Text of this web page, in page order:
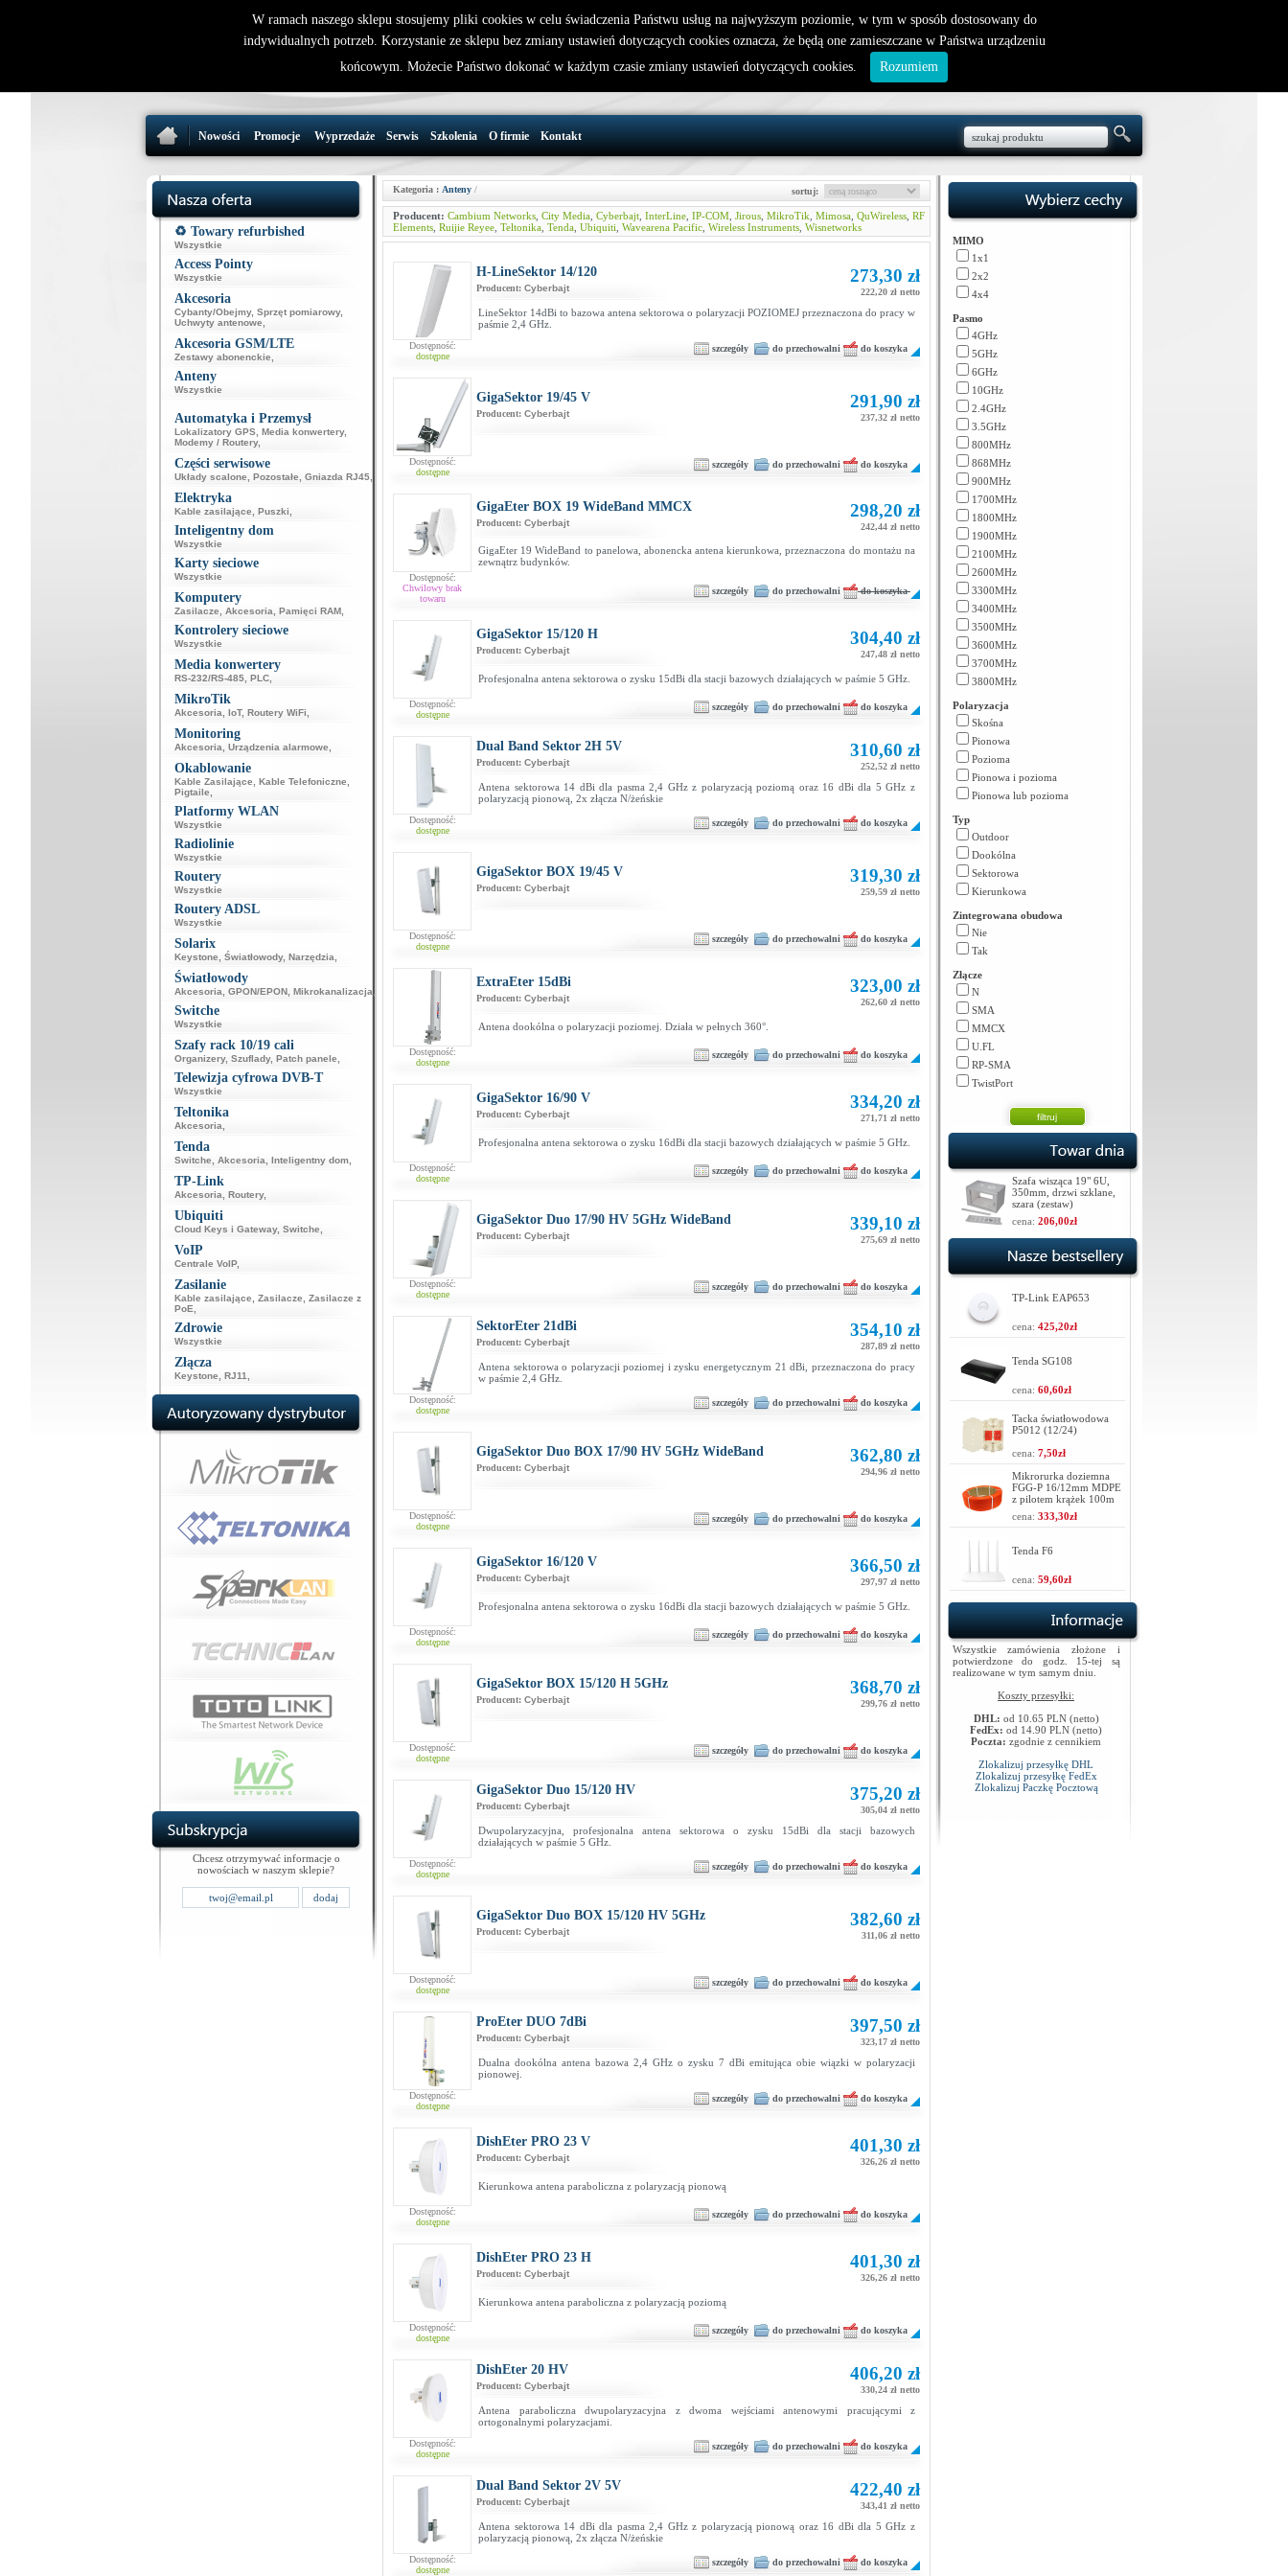
nowy klient
32 721 86 72
support@wirelesslan.com.pl
W koszyku jest 0 produktów(y)
Nowości Promocje Wyprzedaże Serwis Szkolenia O firmie Kontakt
♻️ Towary refurbished
Wszystkie
Access Pointy
Wszystkie
Akcesoria
Cybanty/Obejmy, Sprzęt pomiarowy,
Uchwyty antenowe
Akcesoria GSM/LTE
Zestawy abonenckie
Anteny
Wszystkie
Automatyka i Przemysł
Lokalizatory GPS, Media konwertery,
Modemy / Routery,
Części serwisowe
Układy scalone Pozostałe Gniazda RJ45,
Elektryka
Kable zasilające Puszki
Inteligentny dom
Wszystkie
Karty sieciowe
Wszystkie
Komputery
Zasilacze Akcesoria Pamięci RAM,
Kontrolery sieciowe
Wszystkie
Media konwertery
RS-232/RS-485, PLC,
MikroTik
Akcesoria IoT, Routery WiFi
Monitoring
Akcesoria Urządzenia alarmowe
Okablowanie
Kable Zasilające Kable Telefoniczne
Pigtaile
Platformy WLAN
Wszystkie
Radiolinie
Wszystkie
Routery
Wszystkie
Routery ADSL
Wszystkie
Solarix
Keystone Światłowody, Narzędzia
Światłowody
Akcesoria GPON/EPON, Mikrokanalizacja
Switche
Wszystkie
Szafy rack 10/19 cali
Organizery, Szuflady, Patch panele
Telewizja cyfrowa DVB-T
Wszystkie
Teltonika
Akcesoria
Tenda
Switche Akcesoria Inteligentny dom,
TP-Link
Akcesoria Routery,
Ubiquiti
Cloud Keys i Gateway, Switche
VoIP
Centrale VoIP,
Zasilanie
Kable zasilające Zasilacze
Zasilacze z
PoE
Zdrowie
Wszystkie
Złącza
Keystone RJ11
Chcesz otrzymywać informacje o
nowościach w naszym sklepie?
Kategoria : Anteny / sortuj:
Producent: Cambium Networks City Media Cyberbajt InterLine IP-COM Jirous MikroTik Mimosa QuWireless RF
Elements Ruijie Reyee Teltonika Tenda Ubiquiti Wavearena Pacific Wireless Instruments Wisnetworks
Dostępność:
dostępne
H-LineSektor 14/120
Producent: Cyberbajt
273,30 zł
222,20 zł netto
LineSektor 14dBi to bazowa antena sektorowa o polaryzacji POZIOMEJ przeznaczona do pracy w
paśmie 2,4 GHz.
szczegóły do przechowalni do koszyka
Dostępność:
dostępne
GigaSektor 19/45 V
Producent: Cyberbajt
291,90 zł
237,32 zł netto
szczegóły do przechowalni do koszyka
Dostępność:
Chwilowy brak
towaru
GigaEter BOX 19 WideBand MMCX
Producent: Cyberbajt
298,20 zł
242,44 zł netto
GigaEter 19 WideBand to panelowa, abonencka antena kierunkowa, przeznaczona do montażu na
zewnątrz budynków.
szczegóły do przechowalni do koszyka
Dostępność:
dostępne
GigaSektor 15/120 H
Producent: Cyberbajt
304,40 zł
247,48 zł netto
Profesjonalna antena sektorowa o zysku 15dBi dla stacji bazowych działających w paśmie 5 GHz.
szczegóły do przechowalni do koszyka
Dostępność:
dostępne
Dual Band Sektor 2H 5V
Producent: Cyberbajt
310,60 zł
252,52 zł netto
Antena sektorowa 14 dBi dla pasma 2,4 GHz z polaryzacją poziomą oraz 16 dBi dla 5 GHz z
polaryzacją pionową, 2x złącza N/żeńskie
szczegóły do przechowalni do koszyka
Dostępność:
dostępne
GigaSektor BOX 19/45 V
Producent: Cyberbajt
319,30 zł
259,59 zł netto
szczegóły do przechowalni do koszyka
Dostępność:
dostępne
ExtraEter 15dBi
Producent: Cyberbajt
323,00 zł
262,60 zł netto
Antena dookólna o polaryzacji poziomej. Działa w pełnych 360°.
szczegóły do przechowalni do koszyka
Dostępność:
dostępne
GigaSektor 16/90 V
Producent: Cyberbajt
334,20 zł
271,71 zł netto
Profesjonalna antena sektorowa o zysku 16dBi dla stacji bazowych działających w paśmie 5 GHz.
szczegóły do przechowalni do koszyka
Dostępność:
dostępne
GigaSektor Duo 17/90 HV 5GHz WideBand
Producent: Cyberbajt
339,10 zł
275,69 zł netto
szczegóły do przechowalni do koszyka
Dostępność:
dostępne
SektorEter 21dBi
Producent: Cyberbajt
354,10 zł
287,89 zł netto
Antena sektorowa o polaryzacji poziomej i zysku energetycznym 21 dBi, przeznaczona do pracy
w paśmie 2,4 GHz.
szczegóły do przechowalni do koszyka
Dostępność:
dostępne
GigaSektor Duo BOX 17/90 HV 5GHz WideBand
Producent: Cyberbajt
362,80 zł
294,96 zł netto
szczegóły do przechowalni do koszyka
Dostępność:
dostępne
GigaSektor 16/120 V
Producent: Cyberbajt
366,50 zł
297,97 zł netto
Profesjonalna antena sektorowa o zysku 16dBi dla stacji bazowych działających w paśmie 5 GHz.
szczegóły do przechowalni do koszyka
Dostępność:
dostępne
GigaSektor BOX 15/120 H 5GHz
Producent: Cyberbajt
368,70 zł
299,76 zł netto
szczegóły do przechowalni do koszyka
Dostępność:
dostępne
GigaSektor Duo 15/120 HV
Producent: Cyberbajt
375,20 zł
305,04 zł netto
Dwupolaryzacyjna, profesjonalna antena sektorowa o zysku 15dBi dla stacji bazowych
działających w paśmie 5 GHz.
szczegóły do przechowalni do koszyka
Dostępność:
dostępne
GigaSektor Duo BOX 15/120 HV 5GHz
Producent: Cyberbajt
382,60 zł
311,06 zł netto
szczegóły do przechowalni do koszyka
Dostępność:
dostępne
ProEter DUO 7dBi
Producent: Cyberbajt
397,50 zł
323,17 zł netto
Dualna dookólna antena bazowa 2,4 GHz o zysku 7 dBi emitująca obie wiązki w polaryzacji
pionowej.
szczegóły do przechowalni do koszyka
Dostępność:
dostępne
DishEter PRO 23 V
Producent: Cyberbajt
401,30 zł
326,26 zł netto
Kierunkowa antena paraboliczna z polaryzacją pionową
szczegóły do przechowalni do koszyka
Dostępność:
dostępne
DishEter PRO 23 H
Producent: Cyberbajt
401,30 zł
326,26 zł netto
Kierunkowa antena paraboliczna z polaryzacją poziomą
szczegóły do przechowalni do koszyka
Dostępność:
dostępne
DishEter 20 HV
Producent: Cyberbajt
406,20 zł
330,24 zł netto
Antena paraboliczna dwupolaryzacyjna z dwoma wejściami antenowymi pracującymi z
ortogonalnymi polaryzacjami.
szczegóły do przechowalni do koszyka
Dostępność:
dostępne
Dual Band Sektor 2V 5V
Producent: Cyberbajt
422,40 zł
343,41 zł netto
Antena sektorowa 14 dBi dla pasma 2,4 GHz z polaryzacją pionową oraz 16 dBi dla 5 GHz z
polaryzacją pionową, 2x złącza N/żeńskie
szczegóły do przechowalni do koszyka
MIMO
1x1
2x2
4x4
Pasmo
4GHz
5GHz
6GHz
10GHz
2.4GHz
3.5GHz
800MHz
868MHz
900MHz
1700MHz
1800MHz
1900MHz
2100MHz
2600MHz
3300MHz
3400MHz
3500MHz
3600MHz
3700MHz
3800MHz
Polaryzacja
Skośna
Pionowa
Pozioma
Pionowa i pozioma
Pionowa lub pozioma
Typ
Outdoor
Dookólna
Sektorowa
Kierunkowa
Zintegrowana obudowa
Nie
Tak
Złącze
N
SMA
MMCX
U.FL
RP-SMA
TwistPort
Szafa wisząca 19" 6U,
350mm, drzwi szklane,
szara (zestaw)
cena: 206,00zł
TP-Link EAP653
cena: 425,20zł
Tenda SG108
cena: 60,60zł
Tacka światłowodowa
P5012 (12/24)
cena: 7,50zł
Mikrorurka doziemna
FGG-P 16/12mm MDPE
z pilotem krążek 100m
cena: 333,30zł
Tenda F6
cena: 59,60zł
Wszystkie zamówienia złożone i
potwierdzone do godz. 15-tej są
realizowane w tym samym dniu.
Koszty przesyłki:
DHL: od 10.65 PLN (netto)
FedEx: od 14.90 PLN (netto)
Poczta: zgodnie z cennikiem
Zlokalizuj przesyłkę DHL
Zlokalizuj przesyłkę FedEx
Zlokalizuj Paczkę Pocztową
W ramach naszego sklepu stosujemy pliki cookies w celu świadczenia Państwu usług na najwyższym poziomie, w tym w sposób dostosowany do
indywidualnych potrzeb. Korzystanie ze sklepu bez zmiany ustawień dotyczących cookies oznacza, że będą one zamieszczane w Państwa urządzeniu
końcowym. Możecie Państwo dokonać w każdym czasie zmiany ustawień dotyczących cookies.
Rozumiem